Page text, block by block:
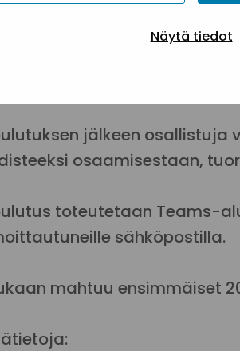
Näytä tiedot
pohjautuuDigi- ja
ovat digituen eettinen
mitä digitukityössä
päihteitä
jälkeen
osaamisestaan,
toteutetaan Teams-
sähköpostilla.
mahtuu ensimmäiset